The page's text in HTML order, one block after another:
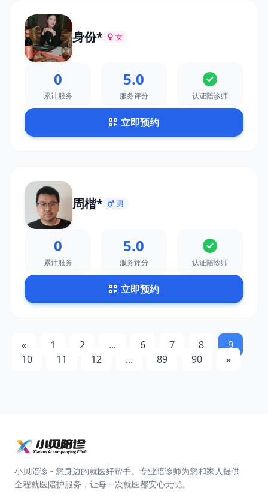
身份* 女
0
累计服务
5.0
服务评分 认证陪诊师
立即预约
周楷* 男
0
累计服务
5.0
服务评分 认证陪诊师
立即预约
« 1 2 ... 6 7 8
9
10
11 12 ... 89 90 »
小贝陪诊 - 您身边的就医好帮手。专业陪诊师为您和家人提供
全程就医陪护服务，让每一次就医都安心无忧。